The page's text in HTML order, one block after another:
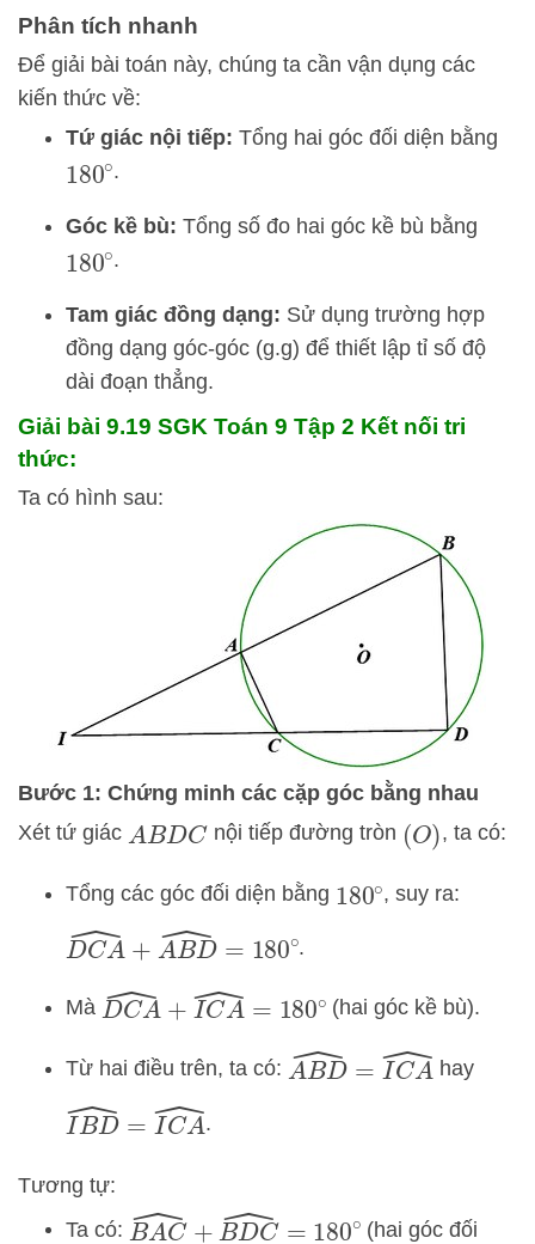
Phân tích nhanh
Để giải bài toán này, chúng ta cần vận dụng các
kiến thức về:
Tứ giác nội tiếp: Tổng hai góc đối diện bằng
180∘.
Góc kề bù: Tổng số đo hai góc kề bù bằng
180∘.
Tam giác đồng dạng: Sử dụng trường hợp
đồng dạng góc-góc (g.g) để thiết lập tỉ số độ
dài đoạn thẳng.
Giải bài 9.19 SGK Toán 9 Tập 2 Kết nối tri
thức:
Ta có hình sau:
Bước 1: Chứng minh các cặp góc bằng nhau
Xét tứ giác ABDC nội tiếp đường tròn (O), ta có:
Tổng các góc đối diện bằng 180∘, suy ra:
DCA^+ABD^=180∘ .
Mà DCA^+I CA^=180∘ (hai góc kề bù).
Từ hai điều trên, ta có: ABD^ =I CA^ hay
IBD^ =I CA^.
Tương tự:
Ta có: BAC^+BDC^ =180∘ (hai góc đối